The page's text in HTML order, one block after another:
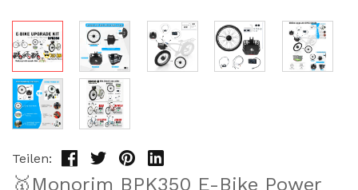
Teilen:
🥇Monorim BPK350 E-Bike Power